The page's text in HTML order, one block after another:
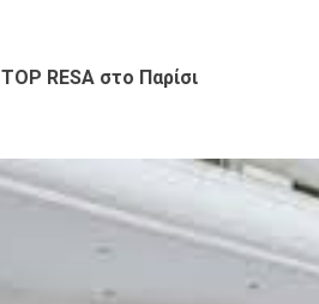
RESA στο Παρίσι